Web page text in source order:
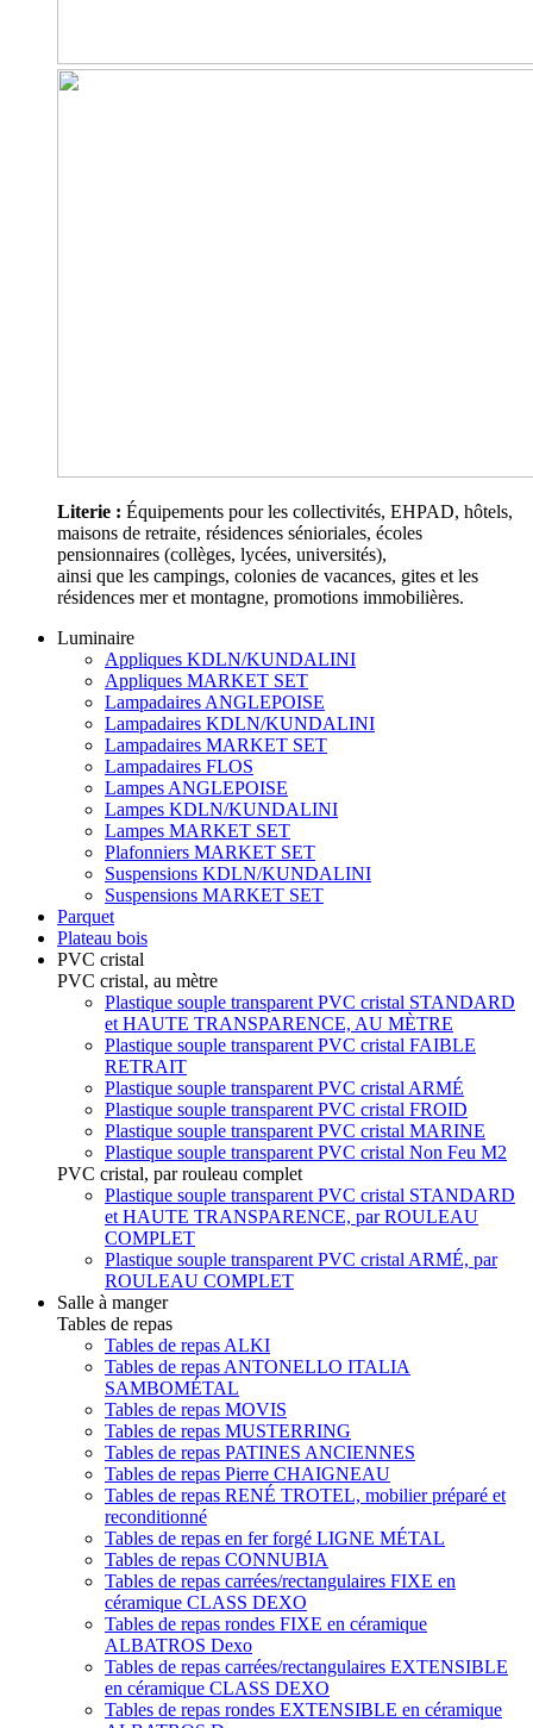
Literie : Équipements pour les collectivités, EHPAD, hôtels,
maisons de retraite, résidences sénioriales, écoles
pensionnaires (collèges, lycées, universités),
ainsi que les campings, colonies de vacances, gites et les
résidences mer et montagne, promotions immobilières.
Luminaire
Appliques KDLN/KUNDALINI
Appliques MARKET SET
Lampadaires ANGLEPOISE
Lampadaires KDLN/KUNDALINI
Lampadaires MARKET SET
Lampadaires FLOS
Lampes ANGLEPOISE
Lampes KDLN/KUNDALINI
Lampes MARKET SET
Plafonniers MARKET SET
Suspensions KDLN/KUNDALINI
Suspensions MARKET SET
Parquet
Plateau bois
PVC cristal
PVC cristal, au mètre
Plastique souple transparent PVC cristal STANDARD
et HAUTE TRANSPARENCE, AU MÈTRE
Plastique souple transparent PVC cristal FAIBLE
RETRAIT
Plastique souple transparent PVC cristal ARMÉ
Plastique souple transparent PVC cristal FROID
Plastique souple transparent PVC cristal MARINE
Plastique souple transparent PVC cristal Non Feu M2
PVC cristal, par rouleau complet
Plastique souple transparent PVC cristal STANDARD
et HAUTE TRANSPARENCE, par ROULEAU
COMPLET
Plastique souple transparent PVC cristal ARMÉ, par
ROULEAU COMPLET
Salle à manger
Tables de repas
Tables de repas ALKI
Tables de repas ANTONELLO ITALIA
SAMBOMÉTAL
Tables de repas MOVIS
Tables de repas MUSTERRING
Tables de repas PATINES ANCIENNES
Tables de repas Pierre CHAIGNEAU
Tables de repas RENÉ TROTEL, mobilier préparé et
reconditionné
Tables de repas en fer forgé LIGNE MÉTAL
Tables de repas CONNUBIA
Tables de repas carrées/rectangulaires FIXE en
céramique CLASS DEXO
Tables de repas rondes FIXE en céramique
ALBATROS Dexo
Tables de repas carrées/rectangulaires EXTENSIBLE
en céramique CLASS DEXO
Tables de repas rondes EXTENSIBLE en céramique